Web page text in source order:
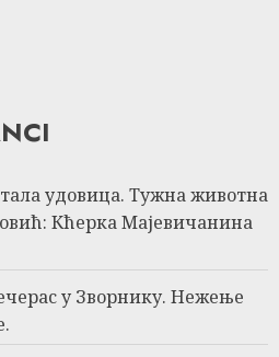
удовица. Тужна животна
Кћерка Мајевичанина
у Зворнику. Нежење